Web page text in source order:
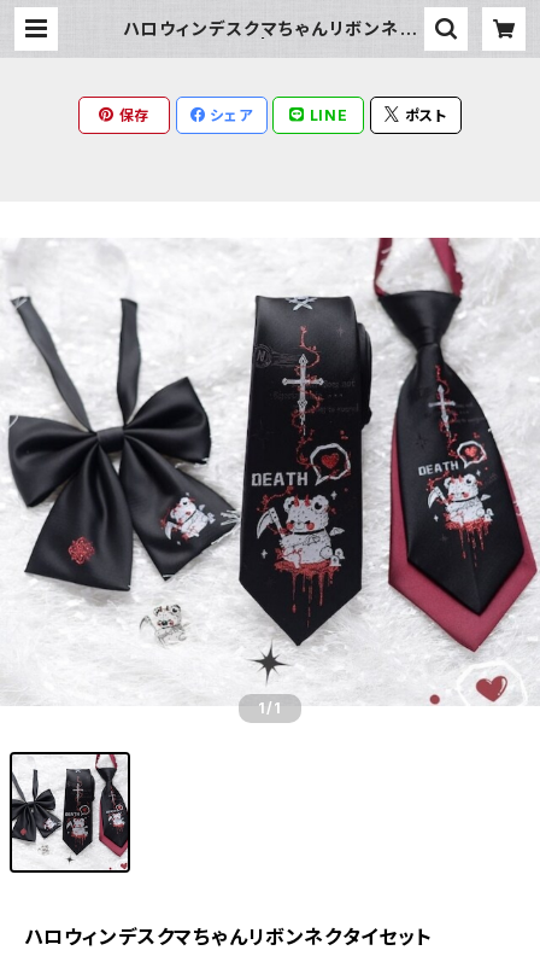
ハロウィンデスクマちゃんリボンネク
保存 シェア LINE ポスト
1/1
ハロウィンデスクマちゃんリボンネクタイセット